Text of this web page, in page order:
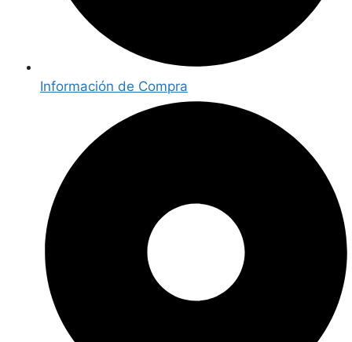
Información de Compra